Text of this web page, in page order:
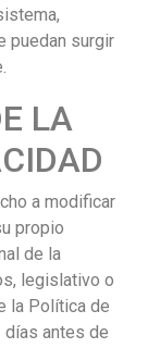
puedan surgir
LA
a modificar
propio
de la
legislativo o
la Política de
días antes de